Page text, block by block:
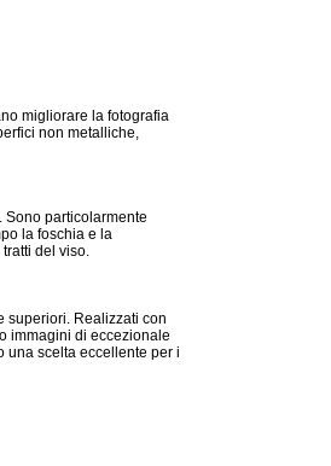
migliorare la fotografia
non metalliche,
Sono particolarmente
la foschia e la
del viso.
superiori. Realizzati con
immagini di eccezionale
una scelta eccellente per i